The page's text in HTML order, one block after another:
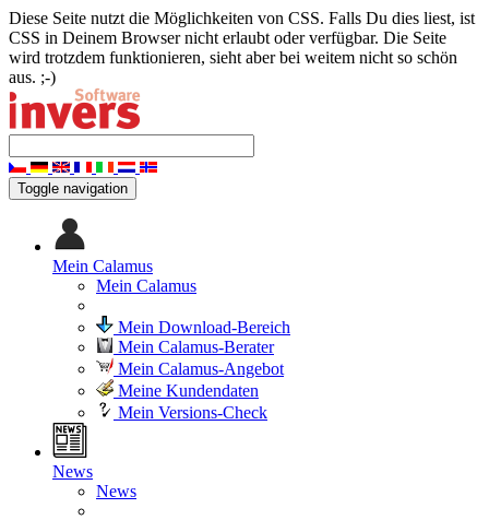
Diese Seite nutzt die Möglichkeiten von CSS. Falls Du dies liest, ist
CSS in Deinem Browser nicht erlaubt oder verfügbar. Die Seite
wird trotzdem funktionieren, sieht aber bei weitem nicht so schön
aus. ;-)
Toggle navigation
Mein Calamus
Mein Calamus
Mein Download-Bereich
Mein Calamus-Berater
Mein Calamus-Angebot
Meine Kundendaten
Mein Versions-Check
News
News